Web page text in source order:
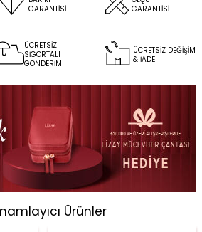
GARANTİSİ
GARANTİSİ
ÜCRETSİZ
SİGORTALI
GÖNDERİM
ÜCRETSİZ DEĞİŞİM
& İADE
Ürünler